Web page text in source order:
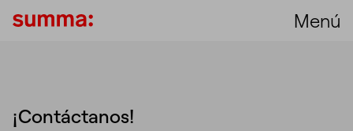
Menú
¡Contáctanos!